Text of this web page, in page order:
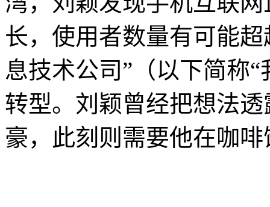
长，使用者数量有可能
息技术公司”（以下简称
转型。刘颖曾经把想法
豪，此刻则需要他在咖